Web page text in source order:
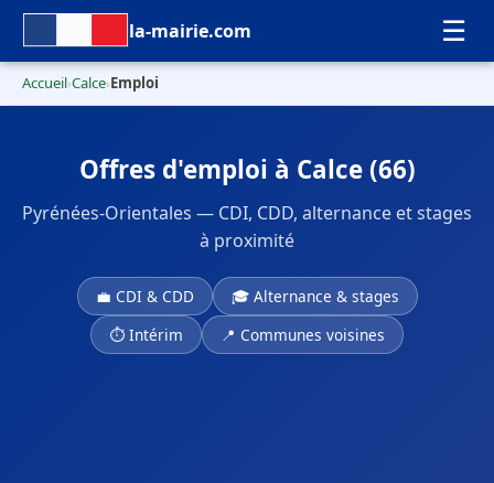
la-mairie.com ☰
Accueil›Calce›Emploi
Offres d'emploi à Calce (66)
Pyrénées-Orientales — CDI, CDD, alternance et stages
à proximité
💼 CDI & CDD
🎓 Alternance & stages
⏱ Intérim
📍 Communes voisines